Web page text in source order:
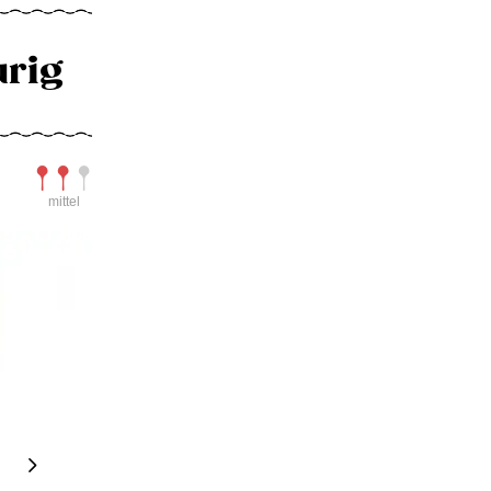
Schwierigkeit
mittel
Next